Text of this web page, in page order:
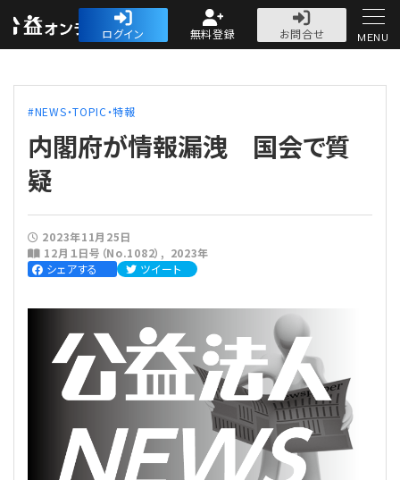
公益・一般法人オ
ログイン 無料登録
お問合せ
人気記事
法人運営
法人運営
理事会
評議員会・社員総会
理事・監事
会計・税務
会計・税務
定期提出書類
会計処理
労務管理
MENU
NEWS・TOPIC・特報
内閣府が情報漏洩 国会で質
疑
2023年11月25日
12月１日号（No.1082）
2023年
シェアする
ツイート